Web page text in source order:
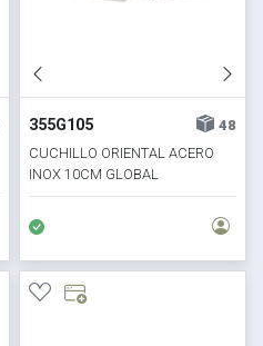
355G105
48
CUCHILLO ORIENTAL ACERO
INOX 10CM GLOBAL